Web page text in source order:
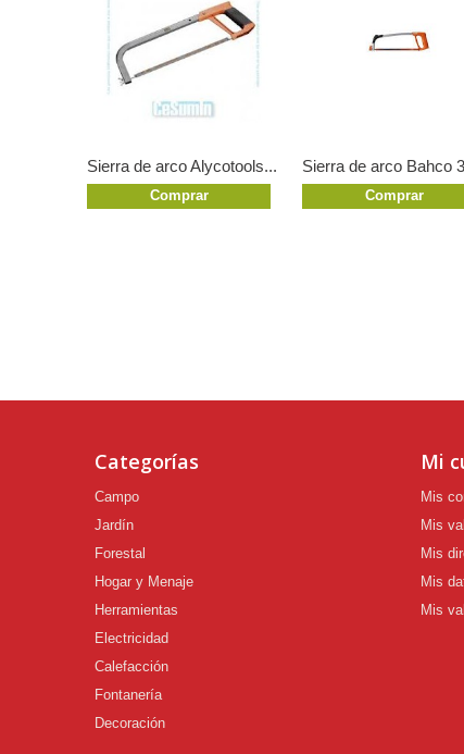
Sierra de arco Alycotools...
Comprar
Sierra de arco Bahco
Comprar
Categorías
Campo
Jardín
Forestal
Hogar y Menaje
Herramientas
Electricidad
Calefacción
Fontanería
Decoración
Mi
Mis
Mis
Mis
Mis
Mis